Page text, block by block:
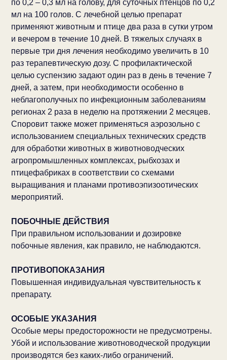
по 0,2 – 0,3 мл на голову, для суточных птенцов по 0,2
мл на 100 голов. С лечебной целью препарат
применяют животным и птице два раза в сутки утром
и вечером в течение 10 дней. В тяжелых случаях в
первые три дня лечения необходимо увеличить в 10
раз терапевтическую дозу. С профилактической
целью суспензию задают один раз в день в течение 7
дней, а затем, при необходимости особенно в
неблагополучных по инфекционным заболеваниям
регионах 2 раза в неделю на протяжении 2 месяцев.
Споровит также может применяться аэрозольно с
использованием специальных технических средств
для обработки животных в животноводческих
агропромышленных комплексах, рыбхозах и
птицефабриках в соответствии со схемами
выращивания и планами противоэпизоотических
мероприятий.
ПОБОЧНЫЕ ДЕЙСТВИЯ
При правильном использовании и дозировке
побочные явления, как правило, не наблюдаются.
ПРОТИВОПОКАЗАНИЯ
Повышенная индивидуальная чувствительность к
препарату.
ОСОБЫЕ УКАЗАНИЯ
Особые меры предосторожности не предусмотрены.
Убой и использование животноводческой продукции
производятся без каких-либо ограничений.